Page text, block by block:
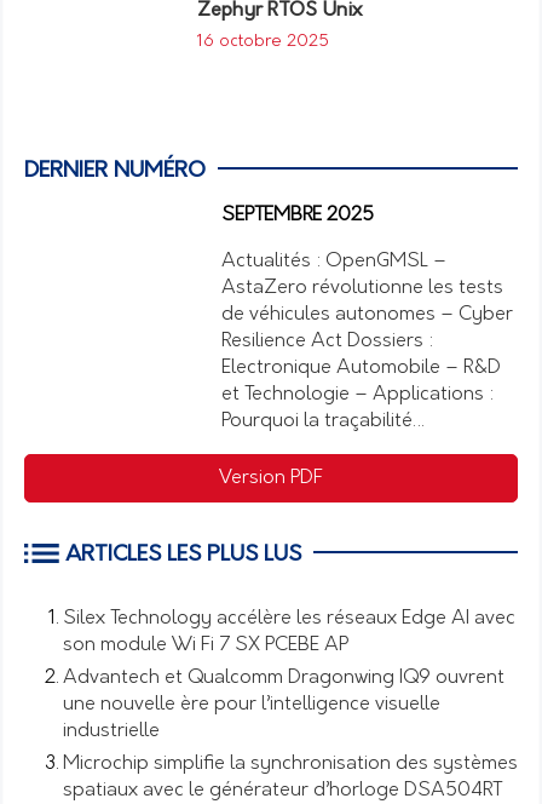
Zephyr RTOS Unix
16 octobre 2025
DERNIER NUMÉRO
SEPTEMBRE 2025
Actualités : OpenGMSL –
AstaZero révolutionne les tests
de véhicules autonomes – Cyber
Resilience Act Dossiers :
Electronique Automobile – R&D
et Technologie – Applications :
Pourquoi la traçabilité…
Version PDF
ARTICLES LES PLUS LUS
Silex Technology accélère les réseaux Edge AI avec
son module Wi Fi 7 SX PCEBE AP
Advantech et Qualcomm Dragonwing IQ9 ouvrent
une nouvelle ère pour l’intelligence visuelle
industrielle
Microchip simplifie la synchronisation des systèmes
spatiaux avec le générateur d’horloge DSA504RT